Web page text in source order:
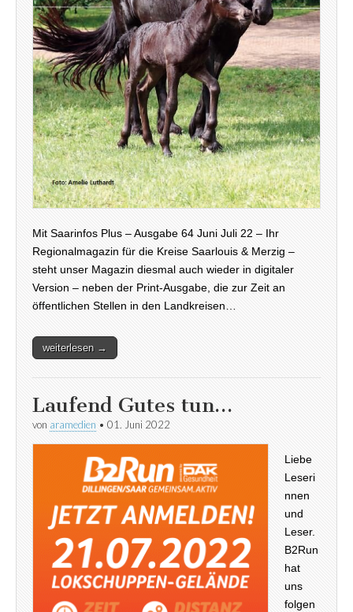
Mit Saarinfos Plus – Ausgabe 64 Juni Juli 22 – Ihr
Regionalmagazin für die Kreise Saarlouis & Merzig –
steht unser Magazin diesmal auch wieder in digitaler
Version – neben der Print-Ausgabe, die zur Zeit an
öffentlichen Stellen in den Landkreisen…
weiterlesen →
Laufend Gutes tun…
von aramedien • 01. Juni 2022
Liebe
Leseri
nnen
und
Leser.
B2Run
hat
uns
folgen